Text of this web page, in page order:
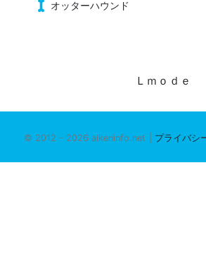
オッターハウンド
Ｌｍｏｄｅ
© 2012 - 2026 aikeninfo.net プライバシ